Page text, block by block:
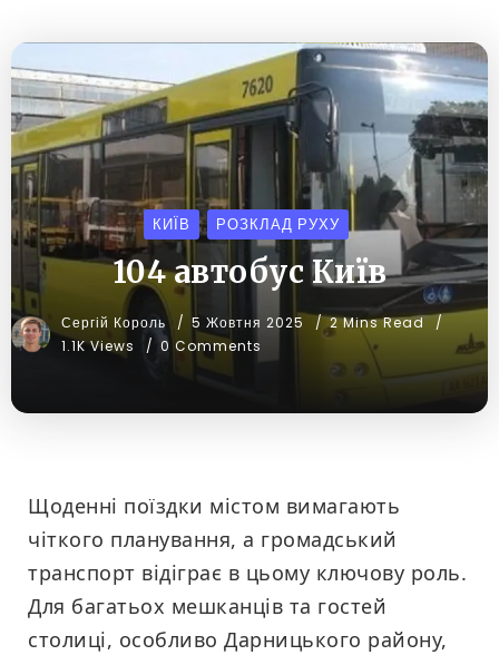
КИЇВ РОЗКЛАД РУХУ
104 автобус Київ
Сергій Король 5 Жовтня 2025
2 Mins Read
1.1K Views
0 Comments
Щоденні поїздки містом вимагають
чіткого планування, а громадський
транспорт відіграє в цьому ключову роль.
Для багатьох мешканців та гостей
столиці, особливо Дарницького району,